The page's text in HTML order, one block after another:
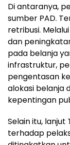
Di antaranya,
sumber PAD.
retribusi.
dan
pada belanja
infrastruktur,
pengentasan
alokasi belanja
kepentingan
Selain itu,
terhadap